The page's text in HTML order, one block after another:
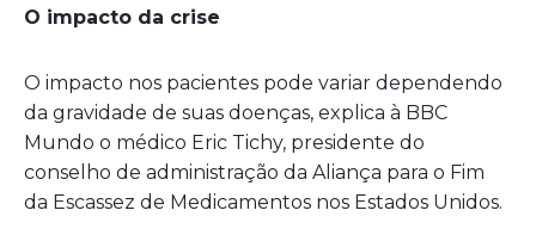
O impacto da crise
O impacto nos pacientes pode variar dependendo
da gravidade de suas doenças, explica à BBC
Mundo o médico Eric Tichy, presidente do
conselho de administração da Aliança para o Fim
da Escassez de Medicamentos nos Estados Unidos.